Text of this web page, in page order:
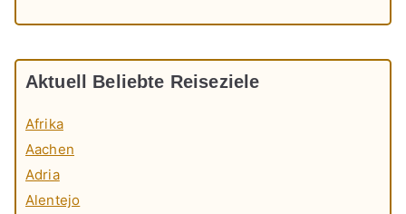
Aktuell Beliebte Reiseziele
Afrika
Aachen
Adria
Alentejo